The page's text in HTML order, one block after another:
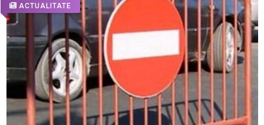
ACTUALITATE